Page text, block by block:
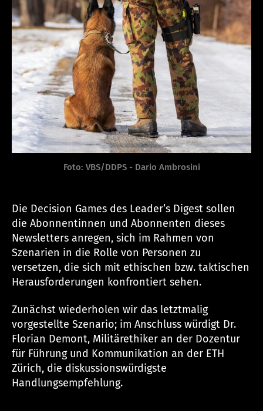
Foto: VBS/DDPS - Dario Ambrosini
Die Decision Games des Leader’s Digest sollen
die Abonnentinnen und Abonnenten dieses
Newsletters anregen, sich im Rahmen von
Szenarien in die Rolle von Personen zu
versetzen, die sich mit ethischen bzw. taktischen
Herausforderungen konfrontiert sehen.
Zunächst wiederholen wir das letztmalig
vorgestellte Szenario; im Anschluss würdigt Dr.
Florian Demont, Militärethiker an der Dozentur
für Führung und Kommunikation an der ETH
Zürich, die diskussionswürdigste
Handlungsempfehlung.